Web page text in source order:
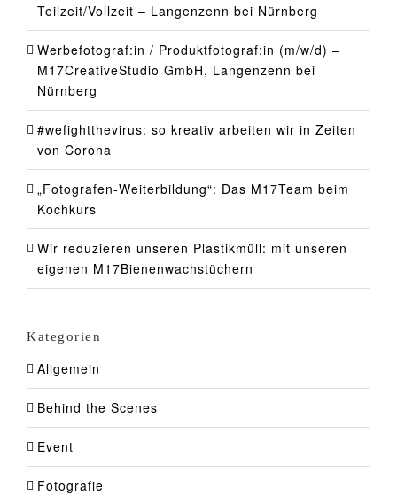
Teilzeit/Vollzeit – Langenzenn bei Nürnberg
Werbefotograf:in / Produktfotograf:in (m/w/d) –
M17CreativeStudio GmbH, Langenzenn bei
Nürnberg
#wefightthevirus: so kreativ arbeiten wir in Zeiten
von Corona
„Fotografen-Weiterbildung“: Das M17Team beim
Kochkurs
Wir reduzieren unseren Plastikmüll: mit unseren
eigenen M17Bienenwachstüchern
Kategorien
Allgemein
Behind the Scenes
Event
Fotografie